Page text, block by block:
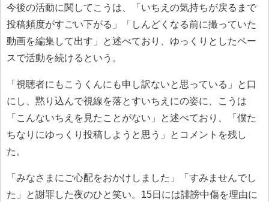
今後の活動に関してこうは、「いちえの気持ちが戻るまで
投稿頻度がすごい下がる」「しんどくなる前に撮っていた
動画を編集して出す」と述べており、ゆっくりとしたペー
スで活動を続けるという。
「視聴者にもこうくんにも申し訳ないと思っている」と口
にし、黙り込んで視線を落とすいちえにの姿に、こうは
「こんないちえを見たことがない」と述べており、「僕た
ちなりにゆっくり投稿しようと思う」とコメントを残し
た。
「みなさまにご心配をおかけしました」「すみませんでし
た」と謝罪した夜のひと笑い。15日には誹謗中傷を理由に